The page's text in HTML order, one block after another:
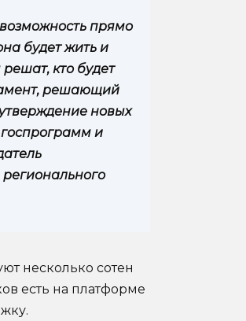
прямо
будет жить и
кто будет
решающий
новых
и
несколько сотен
есть на платформе